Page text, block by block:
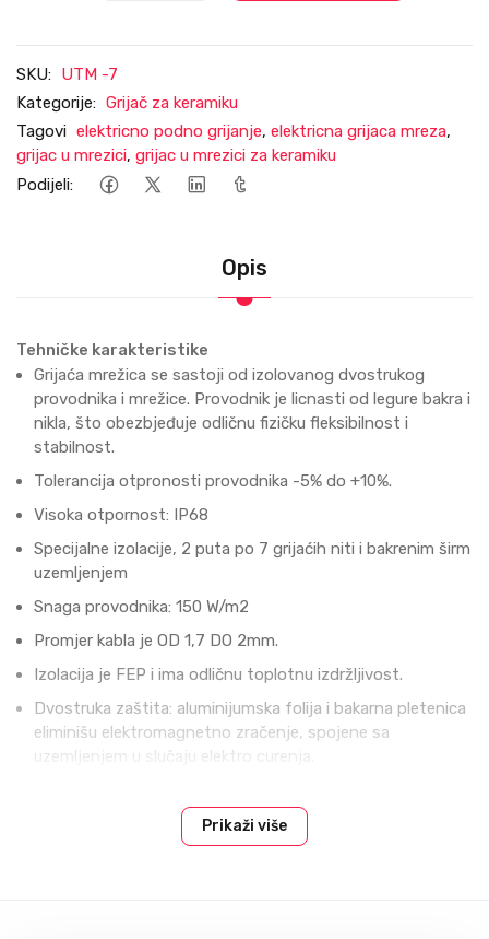
SKU: UTM -7
Kategorije: Grijač za keramiku
Tagovi elektricno podno grijanje, elektricna grijaca mreza,
grijac u mrezici, grijac u mrezici za keramiku
Podijeli:
Opis
Tehničke karakteristike
Grijaća mrežica se sastoji od izolovanog dvostrukog
provodnika i mrežice. Provodnik je licnasti od legure bakra i
nikla, što obezbjeđuje odličnu fizičku fleksibilnost i
stabilnost.
Tolerancija otpronosti provodnika -5% do +10%.
Visoka otpornost: IP68
Specijalne izolacije, 2 puta po 7 grijaćih niti i bakrenim širm
uzemljenjem
Snaga provodnika: 150 W/m2
Promjer kabla je OD 1,7 DO 2mm.
Izolacija je FEP i ima odličnu toplotnu izdržljivost.
Dvostruka zaštita: aluminijumska folija i bakarna pletenica
eliminišu elektromagnetno zračenje, spojene sa
uzemljenjem u slučaju elektro curenja.
Mrežica fiberglas otporna na visoke temperature i plamen.
Prikaži više